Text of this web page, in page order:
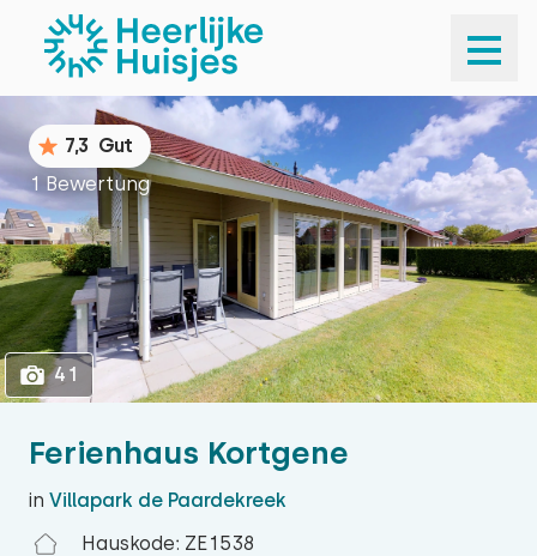
1
Ferienhaus Kortgene
in Villapark de Paardekreek
Hauskode: ZE1538
7,3 Gut
1 Bewertung
41